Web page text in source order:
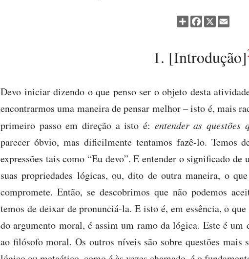
Partilhar
Facebook
X
1. [Introdução]
Devo iniciar dizendo o que penso ser o objeto desta
encontrarmos uma maneira de pensar melhor – isto é, mais
primeiro passo em direção a isto é: entender as
parecer óbvio, mas dificilmente tentamos fazê-lo. Temos
expressões tais como “Eu devo”. E entender o significado de
suas propriedades lógicas, ou, dito de outra maneira, o
compromete. Então, se descobrimos que não podemos
temos de deixar de pronunciá-la. E isto é, em essência, o
do argumento moral, é assim um ramo da lógica. Este é um
ao filósofo moral. Os outros níveis são sobre questões